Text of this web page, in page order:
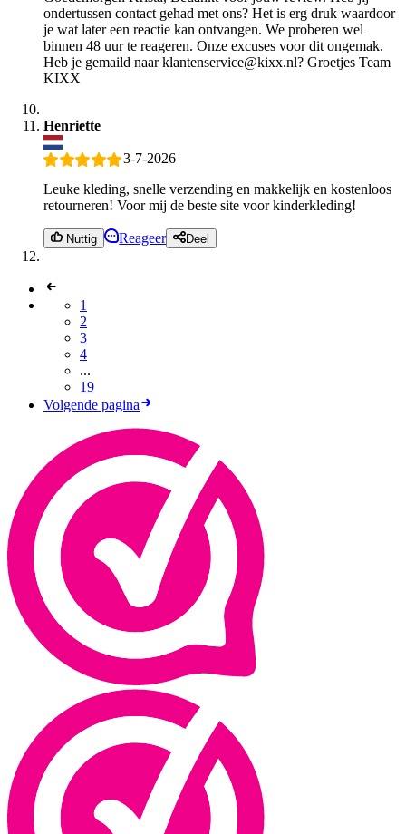
ondertussen contact gehad met ons? Het is erg druk waardoor
je wat later een reactie kan ontvangen. We proberen wel
binnen 48 uur te reageren. Onze excuses voor dit ongemak.
Heb je gemaild naar klantenservice@kixx.nl? Groetjes Team
KIXX
Henriette
3-7-2026
Leuke kleding, snelle verzending en makkelijk en kostenloos
retourneren! Voor mij de beste site voor kinderkleding!
Nuttig Reageer Deel
1
2
3
4
...
19
Volgende pagina